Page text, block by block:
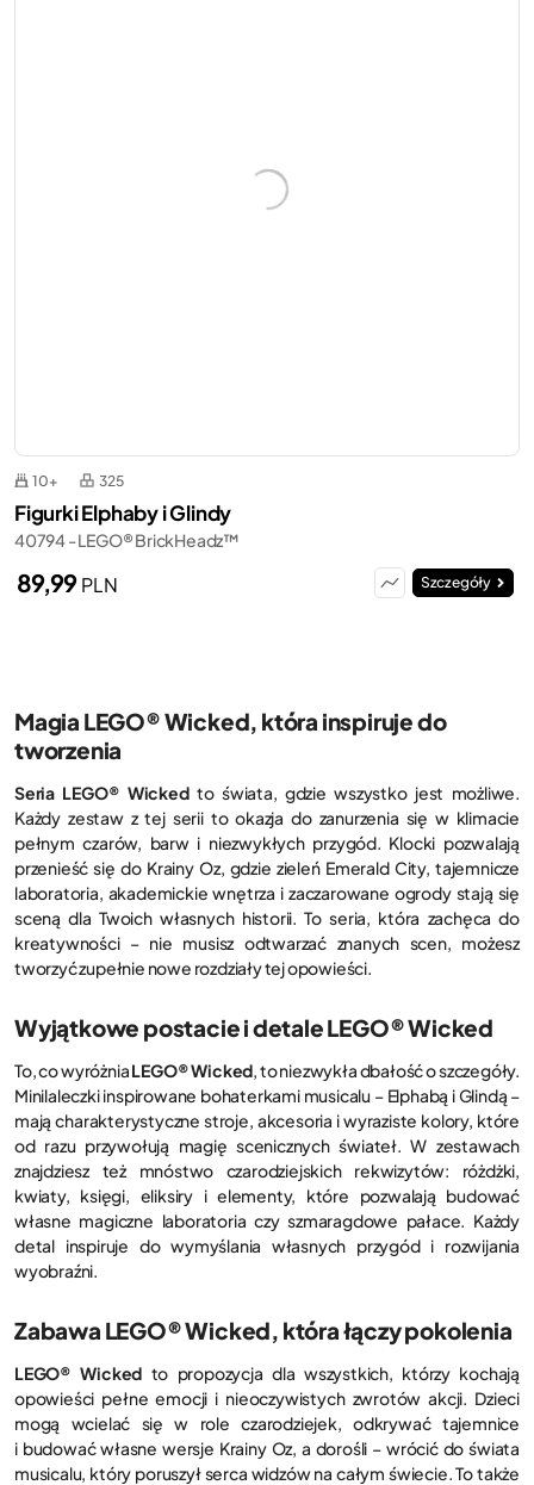
10+ 325
Figurki Elphaby i Glindy
40794 - LEGO® BrickHeadz™
89,99PLN Szczegóły
Magia LEGO® Wicked, która inspiruje do
tworzenia
Seria LEGO® Wickedto świata, gdzie wszystko jest możliwe.
Każdy zestaw z tej serii to okazja do zanurzenia się w klimacie
pełnym czarów, barw i niezwykłych przygód. Klocki pozwalają
przenieść się do Krainy Oz, gdzie zieleń Emerald City, tajemnicze
laboratoria, akademickie wnętrza i zaczarowane ogrody stają się
sceną dla Twoich własnych historii. To seria, która zachęca do
kreatywności – nie musisz odtwarzać znanych scen, możesz
tworzyć zupełnie nowe rozdziały tej opowieści.
Wyjątkowe postacie i detale LEGO® Wicked
To, co wyróżniaLEGO® Wicked, to niezwykła dbałość o szczegóły.
Minilaleczki inspirowane bohaterkami musicalu – Elphabą i Glindą –
mają charakterystyczne stroje, akcesoria i wyraziste kolory, które
od razu przywołują magię scenicznych świateł. W zestawach
znajdziesz też mnóstwo czarodziejskich rekwizytów: różdżki,
kwiaty, księgi, eliksiry i elementy, które pozwalają budować
własne magiczne laboratoria czy szmaragdowe pałace. Każdy
detal inspiruje do wymyślania własnych przygód i rozwijania
wyobraźni.
Zabawa LEGO® Wicked, która łączy pokolenia
LEGO® Wicked to propozycja dla wszystkich, którzy kochają
opowieści pełne emocji i nieoczywistych zwrotów akcji. Dzieci
mogą wcielać się w role czarodziejek, odkrywać tajemnice
i budować własne wersje Krainy Oz, a dorośli – wrócić do świata
musicalu, który poruszył serca widzów na całym świecie. To także